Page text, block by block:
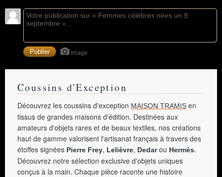
Image
Coussins d'Exception
Découvrez les coussins d'exception MAISON TRAMIS en
tissus de grandes maisons d'édition. Destinées aux
amateurs d'objets rares et de beaux textiles, nos créations
haut de gamme valorisent l'artisanat français à travers des
étoffes signées Pierre Frey, Lelièvre, Dedarou Hermès.
Découvrez notre sélection exclusive d'objets uniques
conçus à la main. Chaque pièce raconte une histoire